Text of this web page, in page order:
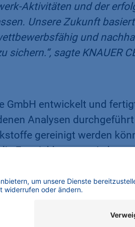
Aktivitäten und der
Unsere Zukunft
und
sagte KNAUER
GmbH entwickelt und
Analysen
gereinigt werden
Entwicklung von Anlagen
wie für die
Länder. Alexandra
Geschäftsführer Carsten
sowohl gegenüber den